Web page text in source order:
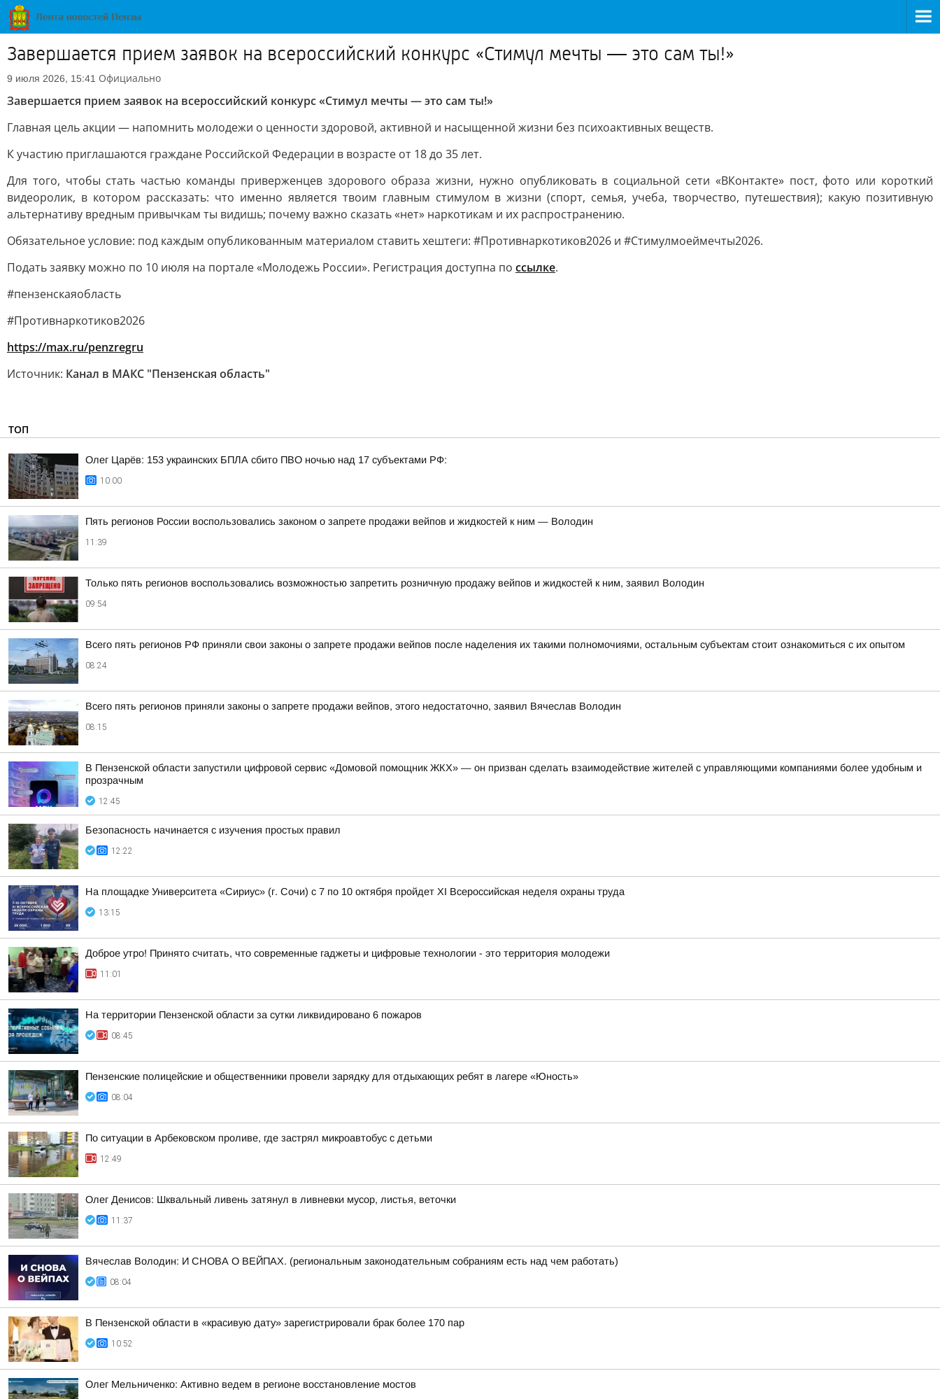
Завершается прием заявок на всероссийский конкурс «Стимул мечты — это сам ты!»
9 июля 2026, 15:41 Официально
Завершается прием заявок на всероссийский конкурс «Стимул мечты — это сам ты!»
Главная цель акции — напомнить молодежи о ценности здоровой, активной и насыщенной жизни без психоактивных веществ.
К участию приглашаются граждане Российской Федерации в возрасте от 18 до 35 лет.
Для того, чтобы стать частью команды приверженцев здорового образа жизни, нужно опубликовать в социальной сети «ВКонтакте» пост, фото или короткий
видеоролик, в котором рассказать: что именно является твоим главным стимулом в жизни (спорт, семья, учеба, творчество, путешествия); какую позитивную
альтернативу вредным привычкам ты видишь; почему важно сказать «нет» наркотикам и их распространению.
Обязательное условие: под каждым опубликованным материалом ставить хештеги: #Противнаркотиков2026 и #Стимулмоеймечты2026.
Подать заявку можно по 10 июля на портале «Молодежь России». Регистрация доступна по ссылке.
#пензенскаяобласть
#Противнаркотиков2026
https://max.ru/penzregru
Источник: Канал в МАКС "Пензенская область"
ТОП
Олег Царёв: 153 украинских БПЛА сбито ПВО ночью над 17 субъектами РФ:
10:00
Пять регионов России воспользовались законом о запрете продажи вейпов и жидкостей к ним — Володин
11:39
Только пять регионов воспользовались возможностью запретить розничную продажу вейпов и жидкостей к ним, заявил Володин
09:54
Всего пять регионов РФ приняли свои законы о запрете продажи вейпов после наделения их такими полномочиями, остальным субъектам стоит ознакомиться с их опытом
08:24
Всего пять регионов приняли законы о запрете продажи вейпов, этого недостаточно, заявил Вячеслав Володин
08:15
В Пензенской области запустили цифровой сервис «Домовой помощник ЖКХ» — он призван сделать взаимодействие жителей с управляющими компаниями более удобным и
прозрачным
12:45
Безопасность начинается с изучения простых правил
12:22
На площадке Университета «Сириус» (г. Сочи) с 7 по 10 октября пройдет XI Всероссийская неделя охраны труда
13:15
Доброе утро! Принято считать, что современные гаджеты и цифровые технологии - это территория молодежи
11:01
На территории Пензенской области за сутки ликвидировано 6 пожаров
08:45
Пензенские полицейские и общественники провели зарядку для отдыхающих ребят в лагере «Юность»
08:04
По ситуации в Арбековском проливе, где застрял микроавтобус с детьми
12:49
Олег Денисов: Шквальный ливень затянул в ливневки мусор, листья, веточки
11:37
Вячеслав Володин: И СНОВА О ВЕЙПАХ. (региональным законодательным собраниям есть над чем работать)
08:04
В Пензенской области в «красивую дату» зарегистрировали брак более 170 пар
10:52
Олег Мельниченко: Активно ведем в регионе восстановление мостов